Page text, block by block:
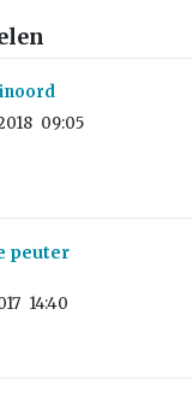
09:05
peuter
14:40